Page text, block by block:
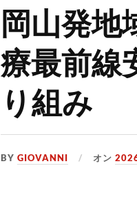
岡山発地
療最前線
り組み
BYGIOVANNI オン